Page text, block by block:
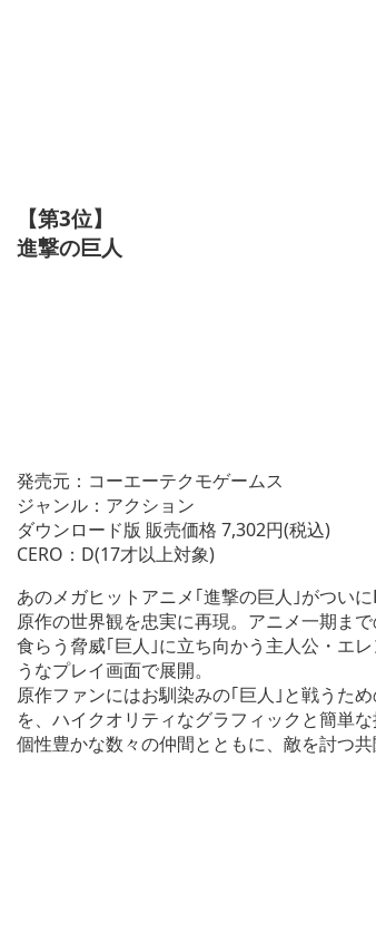
【第3位】
進撃の巨人
発売元：コーエーテクモゲームス
ジャンル：アクション
ダウンロード版 販売価格 7,302円(税込)
CERO：D(17才以上対象)
あのメガヒットアニメ｢進撃の巨人｣がつい
原作の世界観を忠実に再現。アニメ一期ま
食らう脅威｢巨人｣に立ち向かう主人公・エ
うなプレイ画面で展開。
原作ファンにはお馴染みの｢巨人｣と戦うた
を、ハイクオリティなグラフィックと簡単な
個性豊かな数々の仲間とともに、敵を討つ